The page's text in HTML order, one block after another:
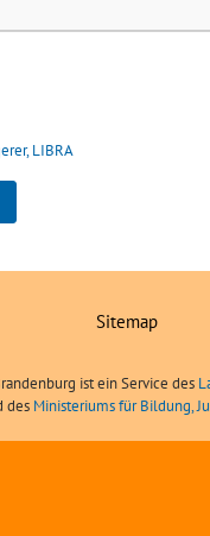
LIBRA
Sitemap
ist ein Service des
des Ministeriums für Bildung,